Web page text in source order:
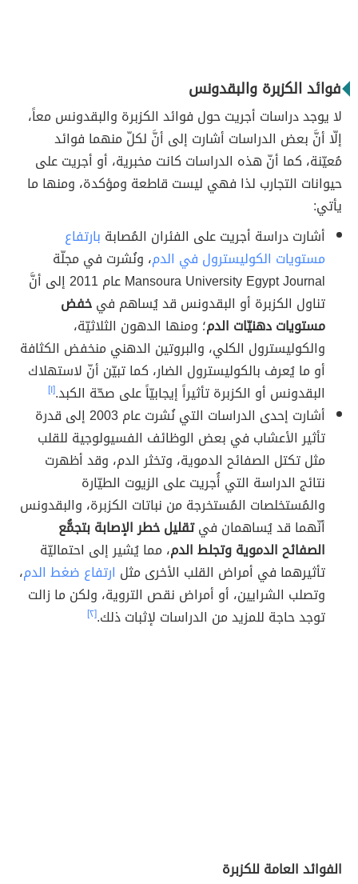
فوائد الكزبرة والبقدونس
لا يوجد دراسات أجريت حول فوائد الكزبرة والبقدونس معاً،
إلّا أنَّ بعض الدراسات أشارت إلى أنَّ لكلّ منهما فوائد
مُعيّنة، كما أنّ هذه الدراسات كانت مخبرية، أو أجريت على
حيوانات التجارب لذا فهي ليست قاطعة ومؤكدة، ومنها ما
يأتي:
أشارت دراسة أجريت على الفئران المُصابة بارتفاع
مستويات الكوليسترول في الدم، ونُشرت في مجلّة
Mansoura University Egypt Journal عام 2011 إلى أنَّ
تناول الكزبرة أو البقدونس قد يُساهم فيخفض
مستويات دهنيّات الدم؛ ومنها الدهون الثلاثيّة،
والكوليسترول الكلي، والبروتين الدهني منخفض الكثافة
أو ما يُعرف بالكوليسترول الضار، كما تبيّن أنّ لاستهلاك
البقدونس أو الكزبرة تأثيراً إيجابيّاً على صحّة الكبد.[١]
أشارت إحدى الدراسات التي نُشرت عام 2003 إلى قدرة
تأثير الأعشاب في بعض الوظائف الفسيولوجية للقلب
مثل تكتل الصفائح الدموية، وتخثر الدم، وقد أظهرت
نتائج الدراسة التي أُجريت على الزيوت الطيّارة
والمُستخلصات المُستخرجة من نباتات الكزبرة، والبقدونس
أنّهما قد يُساهمان فيتقليل خطر الإصابة بتجمُّع
الصفائح الدموية وتجلط الدم، مما يُشير إلى احتماليّة
تأثيرهما في أمراض القلب الأخرى مثل ارتفاع ضغط الدم،
وتصلب الشرايين، أو أمراض نقص التروية، ولكن ما زالت
توجد حاجة للمزيد من الدراسات لإثبات ذلك.[٢]
الفوائد العامة للكزبرة